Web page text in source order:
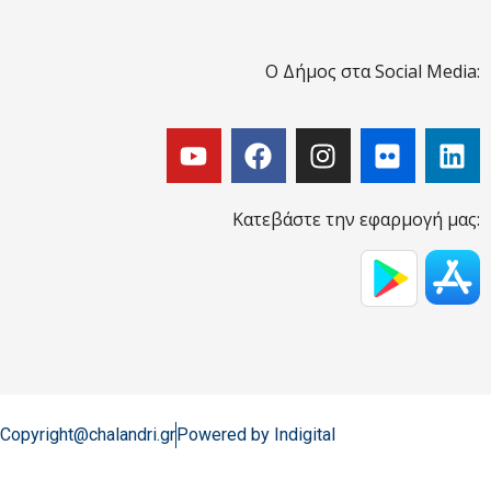
Ο Δήμος στα Social Media:
Κατεβάστε την εφαρμογή μας:
Copyright@chalandri.grPowered by Indigital